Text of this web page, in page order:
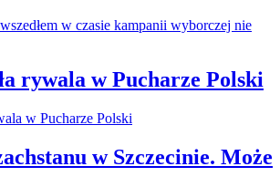
rywala w Pucharze Polski
w Szczecinie. Może